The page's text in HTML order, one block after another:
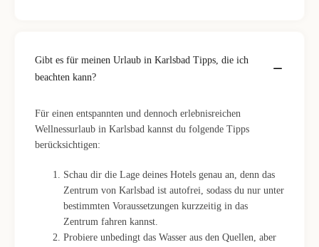
Gibt es für meinen Urlaub in Karlsbad Tipps, die ich
beachten kann?
Für einen entspannten und dennoch erlebnisreichen
Wellnessurlaub in Karlsbad kannst du folgende Tipps
berücksichtigen:
Schau dir die Lage deines Hotels genau an, denn das
Zentrum von Karlsbad ist autofrei, sodass du nur unter
bestimmten Voraussetzungen kurzzeitig in das
Zentrum fahren kannst.
Probiere unbedingt das Wasser aus den Quellen, aber